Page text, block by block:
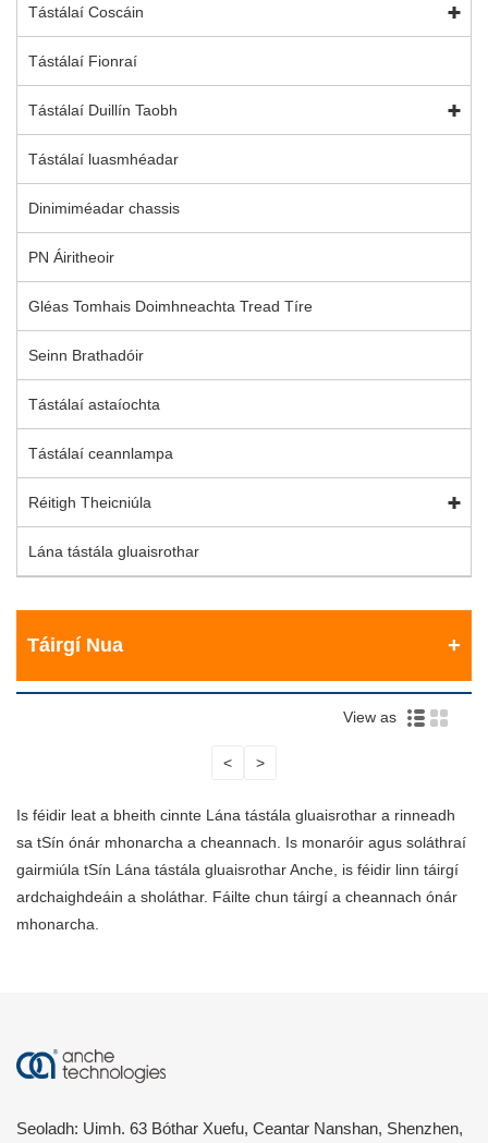
Tástálaí Coscáin
Tástálaí Fionraí
Tástálaí Duillín Taobh
Tástálaí luasmhéadar
Dinimiméadar chassis
PN Áiritheoir
Gléas Tomhais Doimhneachta Tread Tíre
Seinn Brathadóir
Tástálaí astaíochta
Tástálaí ceannlampa
Réitigh Theicniúla
Lána tástála gluaisrothar
Táirgí Nua
View as
< >
Is féidir leat a bheith cinnte Lána tástála gluaisrothar a rinneadh
sa tSín ónár mhonarcha a cheannach. Is monaróir agus soláthraí
gairmiúla tSín Lána tástála gluaisrothar Anche, is féidir linn táirgí
ardchaighdeáin a sholáthar. Fáilte chun táirgí a cheannach ónár
mhonarcha.
Seoladh: Uimh. 63 Bóthar Xuefu, Ceantar Nanshan, Shenzhen,